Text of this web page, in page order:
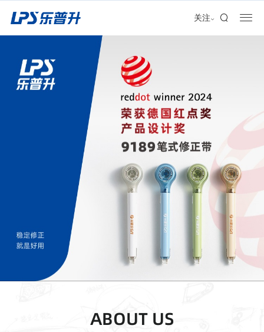
关注
加盟合作
ABOUT US